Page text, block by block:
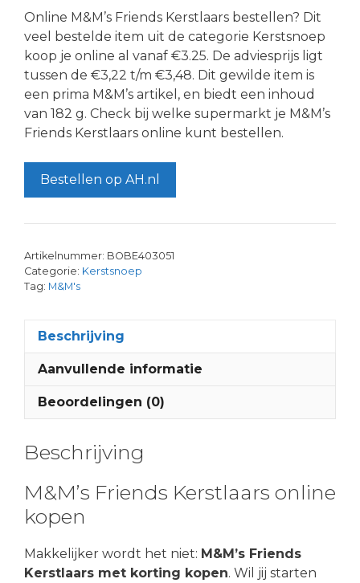
Online M&M’s Friends Kerstlaars bestellen? Dit
veel bestelde item uit de categorie Kerstsnoep
koop je online al vanaf €3.25. De adviesprijs ligt
tussen de €3,22 t/m €3,48. Dit gewilde item is
een prima M&M’s artikel, en biedt een inhoud
van 182 g. Check bij welke supermarkt je M&M’s
Friends Kerstlaars online kunt bestellen.
Bestellen op AH.nl
Artikelnummer: BOBE403051
Categorie: Kerstsnoep
Tag: M&M's
Beschrijving
Aanvullende informatie
Beoordelingen (0)
Beschrijving
M&M’s Friends Kerstlaars online
kopen
Makkelijker wordt het niet: M&M’s Friends
Kerstlaars met korting kopen. Wil jij starten